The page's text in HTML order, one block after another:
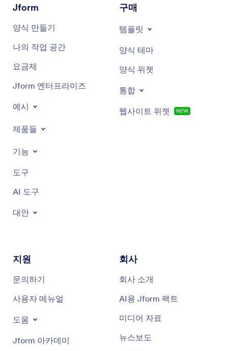
Jform
양식 만들기
나의 작업 공간
요금제
Jform 엔터프라이즈
예시
제품들
기능
도구
AI 도구
대안
구매
템플릿
양식 테마
양식 위젯
통합
웹사이트 위젯 NEW
지원
문의하기
사용자 메뉴얼
도움
Jform 아카데미
회사
회사 소개
AI용 Jform 팩트
미디어 자료
뉴스보도